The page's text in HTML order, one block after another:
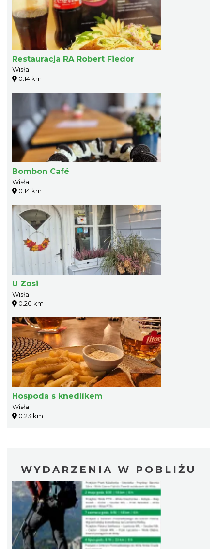
Restauracja RA Robert Fiedor
Wisła
0.14 km
Bombon Café
Wisła
0.14 km
U Zosi
Wisła
0.20 km
Hospoda s knedlíkem
Wisła
0.23 km
WYDARZENIA W POBLIŻU